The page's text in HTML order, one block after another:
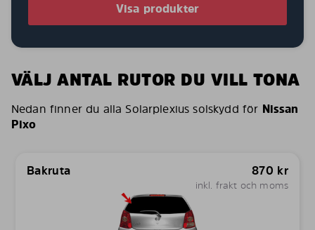
Visa produkter
VÄLJ ANTAL RUTOR DU VILL TONA
Nedan finner du alla Solarplexius solskydd för Nissan
Pixo
Bakruta 870 kr
inkl. frakt och moms